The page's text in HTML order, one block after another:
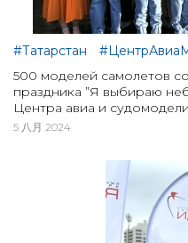
#Татарстан
500 моделей самолетов
праздника ”Я выбираю
Центра авиа и
5 八月 2024